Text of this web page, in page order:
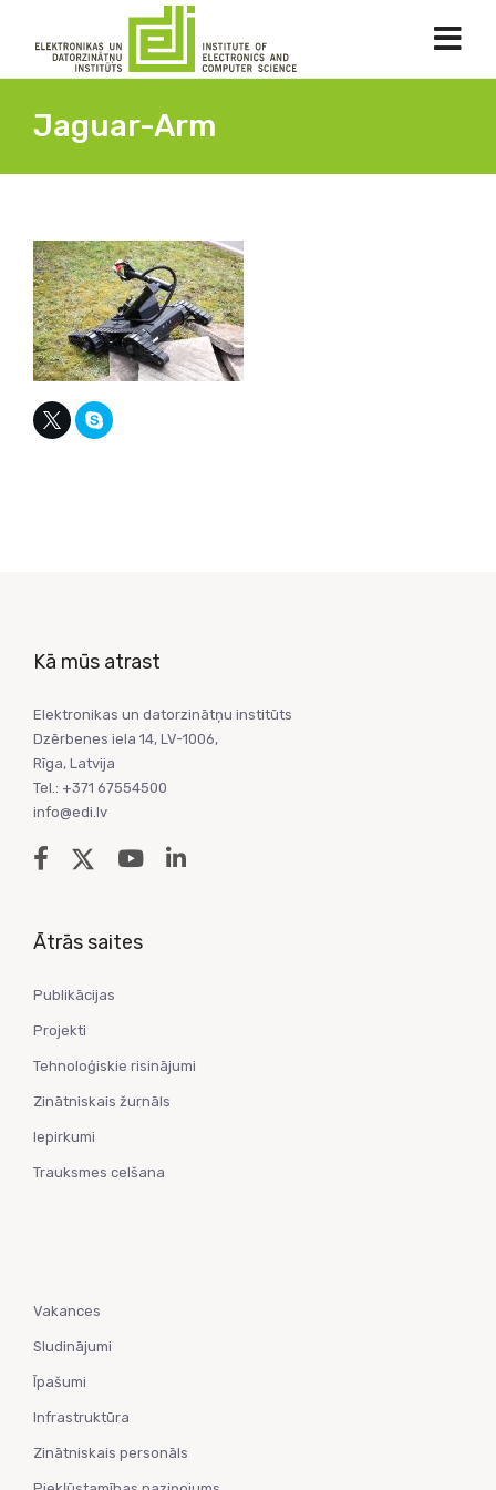
Jaguar-Arm
Kā mūs atrast
Elektronikas un datorzinātņu institūts
Dzērbenes iela 14, LV-1006,
Rīga, Latvija
Tel.: +371 67554500
info@edi.lv
Ātrās saites
Publikācijas
Projekti
Tehnoloģiskie risinājumi
Zinātniskais žurnāls
Iepirkumi
Trauksmes celšana
Vakances
Sludinājumi
Īpašumi
Infrastruktūra
Zinātniskais personāls